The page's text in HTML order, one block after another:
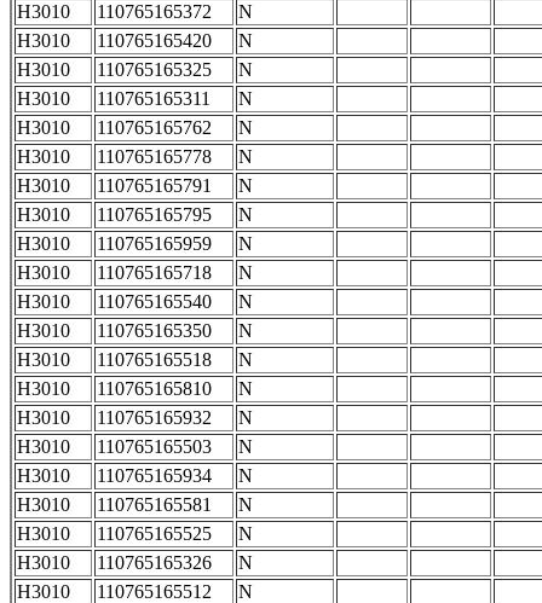
H3010
110765165372
N
H3010
110765165420
N
H3010
110765165325
N
H3010
110765165311
N
H3010
110765165762
N
H3010
110765165778
N
H3010
110765165791
N
H3010
110765165795
N
H3010
110765165959
N
H3010
110765165718
N
H3010
110765165540
N
H3010
110765165350
N
H3010
110765165518
N
H3010
110765165810
N
H3010
110765165932
N
H3010
110765165503
N
H3010
110765165934
N
H3010
110765165581
N
H3010
110765165525
N
H3010
110765165326
N
H3010
110765165512
N